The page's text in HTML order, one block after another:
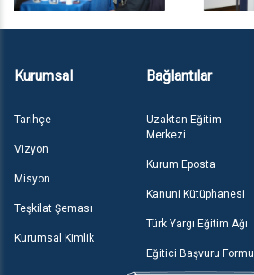
Kurumsal
Tarihçe
Vizyon
Misyon
Teşkilat Şeması
Kurumsal Kimlik
Bağlantılar
Uzaktan Eğitim
Merkezi
Kurum Eposta
Kanuni Kütüphanesi
Türk Yargı Eğitim Ağı
Eğitici Başvuru Formu